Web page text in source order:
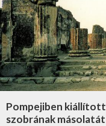
Pompejiben
szobrának másolatát